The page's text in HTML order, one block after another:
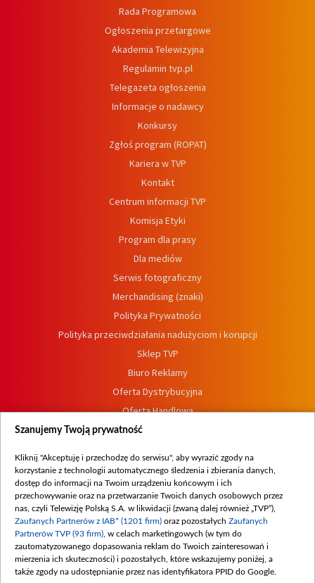
Rada Programowa
Ogłoszenia przetargowe
Akademia Telewizyjna
Regulamin tvp.pl
Telegazeta ogłoszenia
Informacje o nadawcy
Konkursy
Zgłoś program (ROPAT)
Kariera w TVP
Kontakt
Centrum informacji TVP
Komisja Etyki
Program dla prasy
Dla mediów
Serwis fotograficzny
Merchandising (znaki)
Polityka Prywatności
Polityka przeciwdziałania nadużyciom i korupcji
Sklep TVP
Biuro Reklamy
Oferta Dystrybucyjna
Oferta Handlowa
Dostępność
Procedura zgłoszeń wewnętrznych
Szanujemy Twoją prywatność
Kliknij "Akceptuję i przechodzę do serwisu", aby wyrazić zgody na
korzystanie z technologii automatycznego śledzenia i zbierania danych,
dostęp do informacji na Twoim urządzeniu końcowym i ich
przechowywanie oraz na przetwarzanie Twoich danych osobowych przez
nas, czyli Telewizję Polską S.A. w likwidacji (zwaną dalej również „TVP”),
Zaufanych Partnerów z IAB* (1201 firm) oraz pozostałych Zaufanych
Partnerów TVP (93 firm) , w celach marketingowych (w tym do
zautomatyzowanego dopasowania reklam do Twoich zainteresowań i
mierzenia ich skuteczności) i pozostałych, które wskazujemy poniżej, a
także zgody na udostępnianie przez nas identyfikatora PPID do Google.